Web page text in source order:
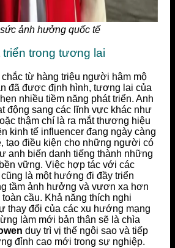
ảnh hưởng quốc tế
trong tương lai
từ hàng triệu người hâm mộ
đã được định hình, tương lai của
nhiều tiềm năng phát triển. Anh
động sang các lĩnh vực khác như
thậm chí là ra mắt thương hiệu
kinh tế influencer đang ngày càng
tạo điều kiện cho những người có
anh biến danh tiếng thành những
vững. Việc hợp tác với các
là một hướng đi đầy triển
tầm ảnh hưởng và vươn xa hơn
cầu. Khả năng thích nghi
thay đổi của các xu hướng mạng
làm mới bản thân sẽ là chìa
duy trì vị thế ngôi sao và tiếp
đỉnh cao mới trong sự nghiệp.